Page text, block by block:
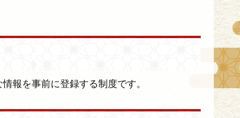
報を事前に登録する制度です。